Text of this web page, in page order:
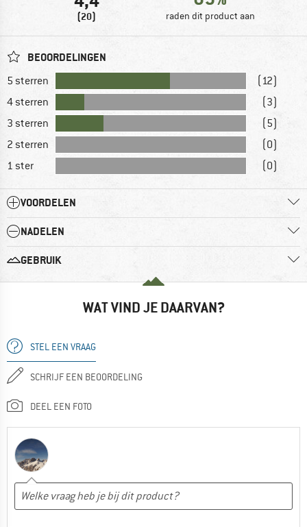
(20) raden dit product aan
BEOORDELINGEN
5 sterren
(12)
4 sterren
(3)
3 sterren
(5)
2 sterren
(0)
1 ster
(0)
VOORDELEN
NADELEN
GEBRUIK
WAT VIND JE DAARVAN?
STEL EEN VRAAG
SCHRIJF EEN BEOORDELING
DEEL EEN FOTO